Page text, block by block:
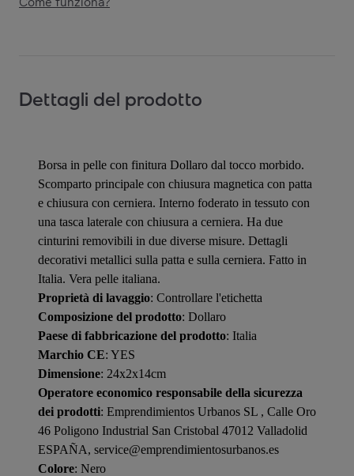
Dettagli del prodotto
Borsa in pelle con finitura Dollaro dal tocco morbido.
Scomparto principale con chiusura magnetica con patta
e chiusura con cerniera. Interno foderato in tessuto con
una tasca laterale con chiusura a cerniera. Ha due
cinturini removibili in due diverse misure. Dettagli
decorativi metallici sulla patta e sulla cerniera. Fatto in
Italia. Vera pelle italiana.
Proprietà di lavaggio: Controllare l'etichetta
Composizione del prodotto: Dollaro
Paese di fabbricazione del prodotto: Italia
Marchio CE: YES
Dimensione: 24x2x14cm
Operatore economico responsabile della sicurezza
dei prodotti: Emprendimientos Urbanos SL , Calle Oro
46 Poligono Industrial San Cristobal 47012 Valladolid
ESPAÑA, service@emprendimientosurbanos.es
Colore: Nero